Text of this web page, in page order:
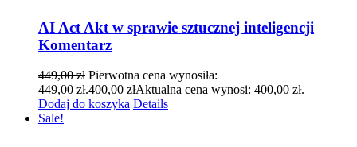
AI Act Akt w sprawie sztucznej inteligencji
Komentarz
449,00zł Pierwotna cena wynosiła:
449,00 zł.400,00 złAktualna cena wynosi: 400,00 zł.
Dodaj do koszyka Details
Sale!